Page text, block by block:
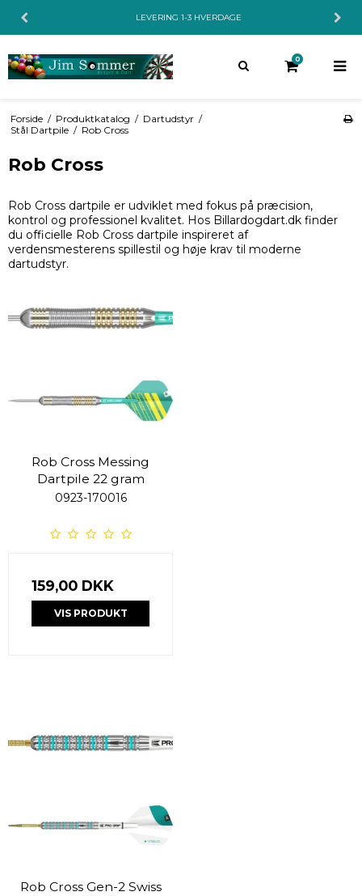
LEVERING 1-3 HVERDAGE
0
Forside / Produktkatalog / Dartudstyr /
Stål Dartpile / Rob Cross
Rob Cross
Rob Cross dartpile er udviklet med fokus på præcision,
kontrol og professionel kvalitet. Hos Billardogdart.dk finder
du officielle Rob Cross dartpile inspireret af
verdensmesterens spillestil og høje krav til moderne
dartudstyr.
Rob Cross Messing
Dartpile 22 gram
0923-170016
159,00 DKK
VIS PRODUKT
Rob Cross Gen-2 Swiss